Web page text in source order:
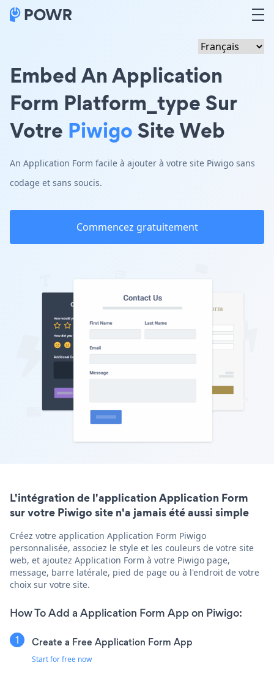
Embed An Application
Form Platform_type Sur
Votre PiwigoSite Web
An Application Form facile à ajouter à votre site Piwigo sans
codage et sans soucis.
Commencez gratuitement
L'intégration de l'application Application Form
sur votre Piwigo site n'a jamais été aussi simple
Créez votre application Application Form Piwigo
personnalisée, associez le style et les couleurs de votre site
web, et ajoutez Application Form à votre Piwigo page,
message, barre latérale, pied de page ou à l'endroit de votre
choix sur votre site.
How To Add a Application Form App on Piwigo:
Create a Free Application Form App
Start for free now